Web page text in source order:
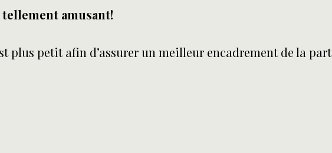
tellement amusant!
plus petit afin d’assurer un meilleur encadrement de la